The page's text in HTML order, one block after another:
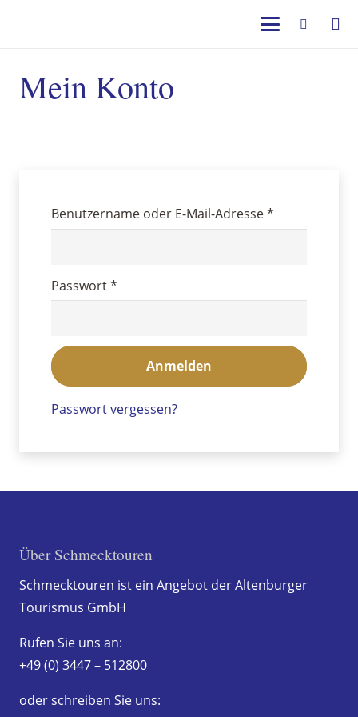
Mein Konto
Benutzername oder E-Mail-Adresse*
Passwort*
Anmelden
Passwort vergessen?
Über Schmecktouren
Schmecktouren ist ein Angebot der Altenburger
Tourismus GmbH
Rufen Sie uns an:
+49 (0) 3447 – 512800
oder schreiben Sie uns: